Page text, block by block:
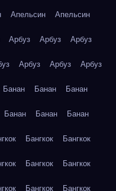
Апельсин Апельсин
Арбуз Арбуз Арбуз
Арбуз Арбуз Арбуз
Банан Банан Банан
Банан Банан Банан
Бангкок Бангкок
Бангкок Бангкок
Бангкок Бангкок